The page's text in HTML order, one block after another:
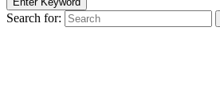
Search for: